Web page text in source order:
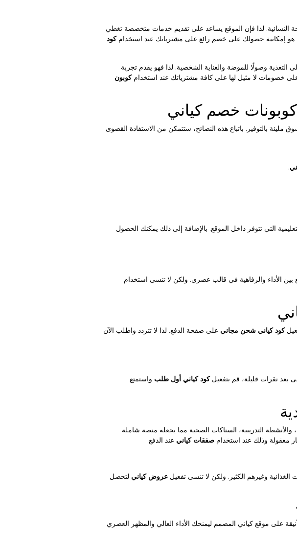
النسائية. لذا فإن الموقع يساعد على تقديم خدمات متخصصة تغطي
إمكانية حصولك على خصم رائع على مشترياتك عند استخدامكود
وصولًا للموضة والعناية الشخصية. لذا فهو يقدم تجربة
خصومات لا مثيل لها على كافة مشترياتك عند استخدامكوبون
خصم كياني
بالتوفير. باتباع هذه النصائح، ستتمكن من الاستفادة القصوى
.
التي تتوفر داخل الموقع. بالإضافة إلى ذلك يمكنك الحصول
الأداء والرفاهية في قالب عصري. ولكن لا تنسى استخدام
كود كياني شحن مجاني على صفحة الدفع. لذا لا تتردد واطلب الآن
نقرات قليلة، قم بتفعيلكود كياني أول طلب واستمتع
والأنشطة التدريبية، السناكات الصحية مما يجعله منصة شاملة
معقولة وذلك عند استخدام صفقات كياني عند الدفع.
الغذائية وغيرهم الكثير. ولكن لا تنسى تفعيل عروض كياني لتحصل
على موقع كياني المصمم ليمنحك الأداء العالي والمظهر العصري